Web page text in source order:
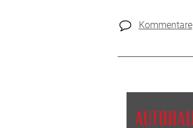
Kommentare